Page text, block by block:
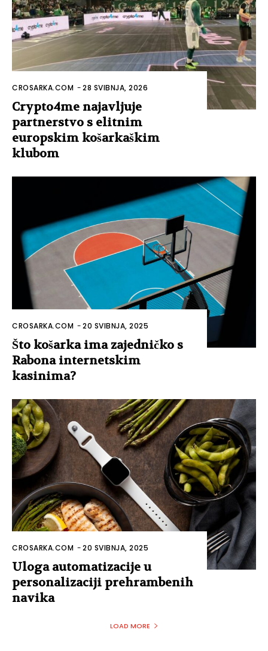
CROSARKA.COM -28 SVIBNJA, 2026
Crypto4me najavljuje
partnerstvo s elitnim
europskim košarkaškim
klubom
CROSARKA.COM -20 SVIBNJA, 2025
Što košarka ima zajedničko s
Rabona internetskim
kasinima?
CROSARKA.COM -20 SVIBNJA, 2025
Uloga automatizacije u
personalizaciji prehrambenih
navika
LOAD MORE